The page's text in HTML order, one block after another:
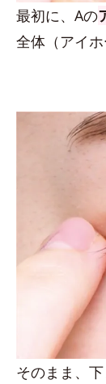
最初に、Aの
全体（アイホ
そのまま、